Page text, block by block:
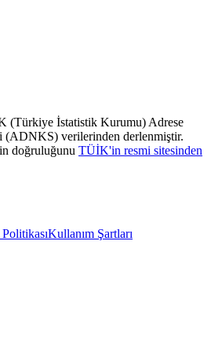
(Türkiye İstatistik Kurumu) Adrese
(ADNKS) verilerinden derlenmiştir.
doğruluğunu TÜİK'in resmi sitesinden
Kullanım Şartları